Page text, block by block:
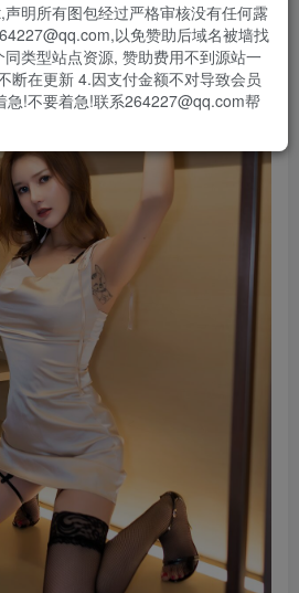
明所有图包经过严格审核没有任何露
以免赞助后域名被墙找
类型站点资源, 赞助费用不到源站一
断在更新 4.因支付金额不对导致会员
急!不要着急!联系264227@qq.com帮